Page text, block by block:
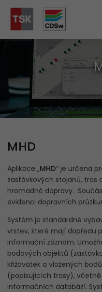
ÚVOD
PRODUKTY
SLUŽBY
Vývoj a úprava
Servisní činnost
Hosting map
Školení a konzultace
PODPORA
FAQ
KONTAKT
Hledat
na
webu
Hledat
na
webu
MHD
Aplikace „MHD“ je určena
zastávkových stojanů, tras
hromadné dopravy.
evidenci dopravních
Systém je standardně
vrstev, které mají dopředu
informační záznam.
bodových objektů
křižovatek a vložených
(popisujících trasy),
informačních databází.